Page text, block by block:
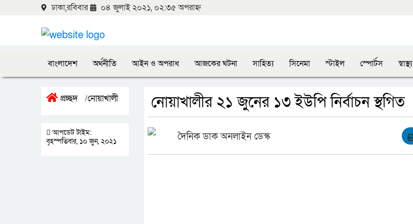
ঢাকা,রবিবার ০৪ জুলাই ২০২১, ০২:৩৫ অপরাহ্ন
বাংলাদেশ অর্থনীতি আইন ও অপরাধ আজকের ঘটনা সাহিত্য সিনেমা স্টাইল স্পোর্টস স্বাস্থ্য
প্রচ্ছদ /নোয়াখালী
আপডেট টাইম:
বৃহস্পতিবার, ১০ জুন, ২০২১
নোয়াখালীর ২১ জুনের ১৩ ইউপি নির্বাচন স্থগিত
দৈনিক ডাক অনলাইন ডেস্ক